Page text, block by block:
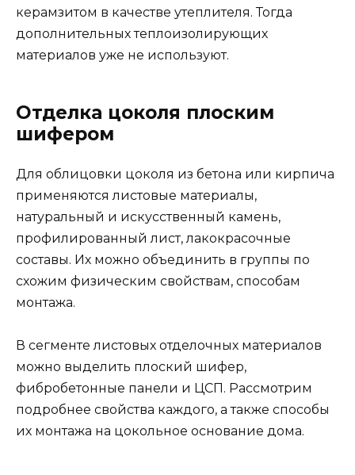
керамзитом в качестве утеплителя. Тогда
дополнительных теплоизолирующих
материалов уже не используют.
Отделка цоколя плоским
шифером
Для облицовки цоколя из бетона или кирпича
применяются листовые материалы,
натуральный и искусственный камень,
профилированный лист, лакокрасочные
составы. Их можно объединить в группы по
схожим физическим свойствам, способам
монтажа.
В сегменте листовых отделочных материалов
можно выделить плоский шифер,
фибробетонные панели и ЦСП. Рассмотрим
подробнее свойства каждого, а также способы
их монтажа на цокольное основание дома.